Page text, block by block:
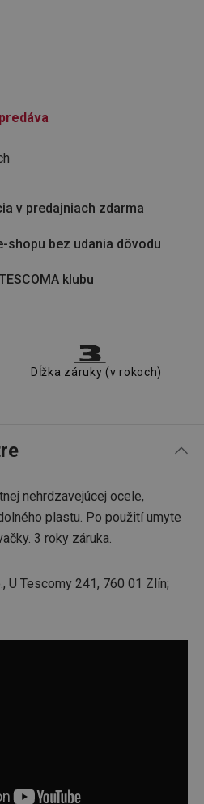
v predajniach zdarma
shopu bez udania dôvodu
klubu
Dĺžka záruky (v rokoch)
nehrdzavejúcej ocele,
plastu. Po použití umyte
3 roky záruka.
U Tescomy 241, 760 01 Zlín;